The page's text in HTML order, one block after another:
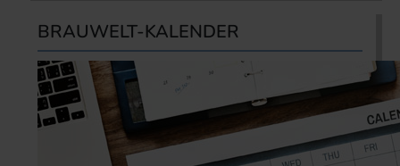
BRAUWELT-KALENDER